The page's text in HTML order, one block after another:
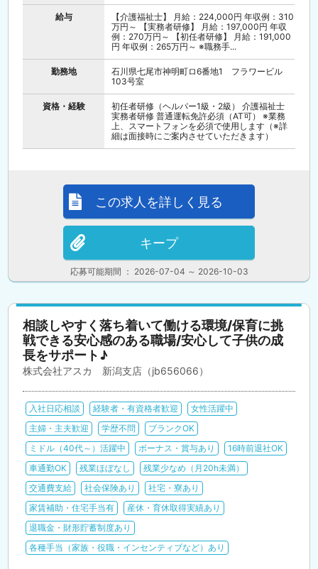
給与
【介護福祉士】 月給：224,000円 年収例：310
万円～ 【実務者研修】 月給：197,000円 年収
例：270万円～ 【初任者研修】 月給：191,000
円 年収例：265万円～ ※職務手...
勤務地
石川県七尾市神明町ロ6番地1 フラワービル
103号室
資格・経験
初任者研修（ヘルパー1級・2級） 介護福祉士
実務者研修 普通運転免許必須（AT可） ※業務
上、スマートフォンを必須で使用します（※詳
細は面接時にご案内させていただきます）
応募可能期間 ： 2026-07-04 ～ 2026-10-03
この求人を詳しく見る
キープ
相談しやすく落ち着いて働ける環境/保育に挑
戦できる安心感のある職場/安心して子供の成
長をサポート♪
株式会社アスカ 新潟支店（jb656066）
入社日応相談 経験者・有資格者歓迎
女性活躍中
主婦・主夫歓迎
学歴不問
ブランクOK
ミドル（40代～）活躍中
ボーナス・賞与あり
16時前退社OK
車通勤OK
残業ほぼなし
残業少なめ（月20h未満）
交通費支給
社会保険あり
社宅・寮あり
家賃補助・住宅手当有
産休・育休取得実績あり
退職金・財形貯蓄制度あり
各種手当（家族・役職・インセンティブなど）あり